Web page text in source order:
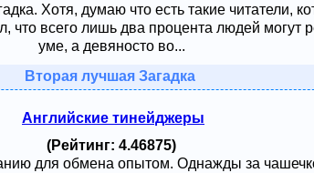
Хотя, думаю что есть такие читатели,
всего лишь два процента людей могут
уме, а девяносто во...
Вторая лучшая Загадка
Английские тинейджеры
(Рейтинг: 4.46875)
для обмена опытом. Однажды за